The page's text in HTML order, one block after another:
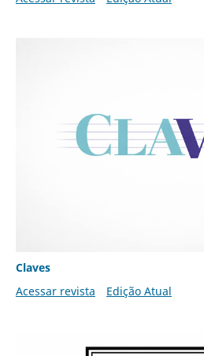
Claves
Acessar revista
Edição Atual